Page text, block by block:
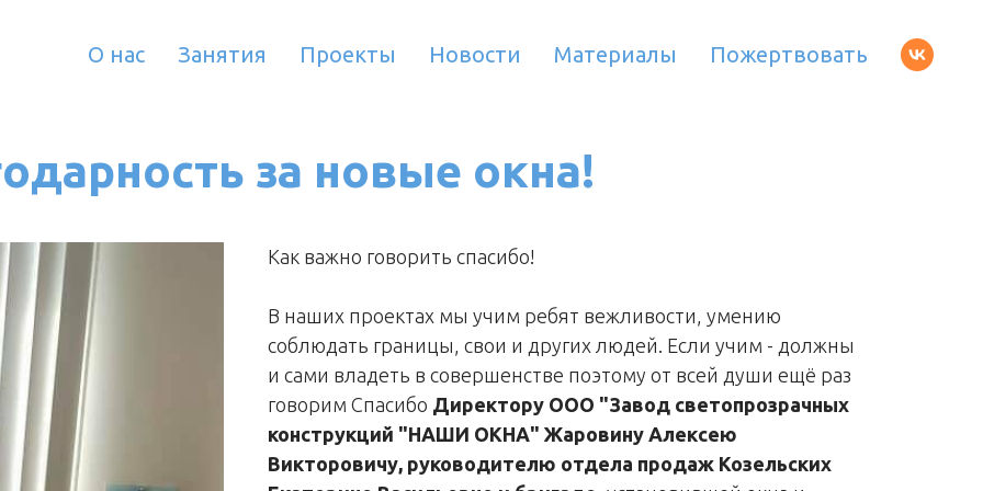
О нас Занятия Проекты Новости Материалы Пожертвовать
за новые окна!
Как важно говорить спасибо!
В наших проектах мы учим ребят вежливости, умению
соблюдать границы, свои и других людей. Если учим - должны
и сами владеть в совершенстве поэтому от всей души ещё раз
говорим Спасибо Директору ООО "Завод светопрозрачных
конструкций "НАШИ ОКНА" Жаровину Алексею
Викторовичу, руководителю отдела продаж Козельских